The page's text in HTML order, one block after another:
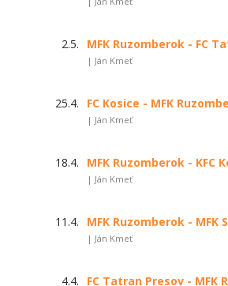
2.5. MFK Ruzomberok - FC
| Ján Kmeť
25.4. FC Kosice - MFK
| Ján Kmeť
18.4. MFK Ruzomberok - KFC
| Ján Kmeť
11.4. MFK Ruzomberok - MFK
| Ján Kmeť
4.4. FC Tatran Presov - MFK